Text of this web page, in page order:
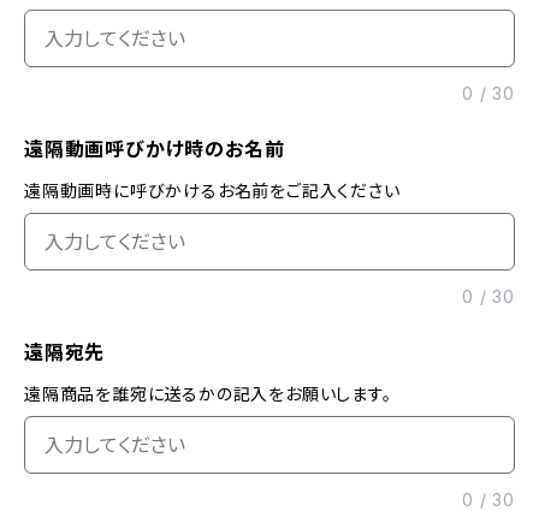
0 /30
遠隔動画呼びかけ時のお名前
遠隔動画時に呼びかけるお名前をご記入ください
0 /30
遠隔宛先
遠隔商品を誰宛に送るかの記入をお願いします。
0 /30